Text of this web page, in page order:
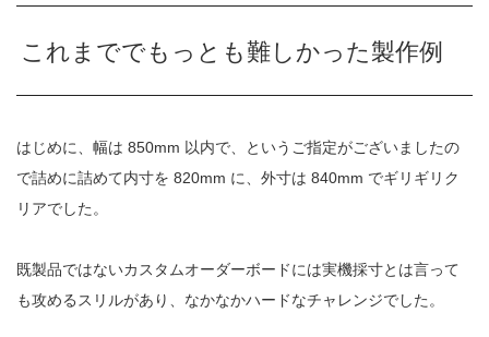
これまででもっとも難しかった製作例
はじめに、幅は 850mm 以内で、というご指定がございましたの
で詰めに詰めて内寸を 820mm に、外寸は 840mm でギリギリク
リアでした。
既製品ではないカスタムオーダーボードには実機採寸とは言って
も攻めるスリルがあり、なかなかハードなチャレンジでした。